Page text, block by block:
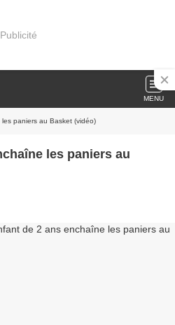
Publicité
MENU
paniers au Basket (vidéo)
les paniers au